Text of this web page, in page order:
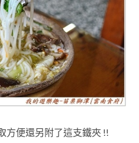
方便還另附了這支鐵夾 !!